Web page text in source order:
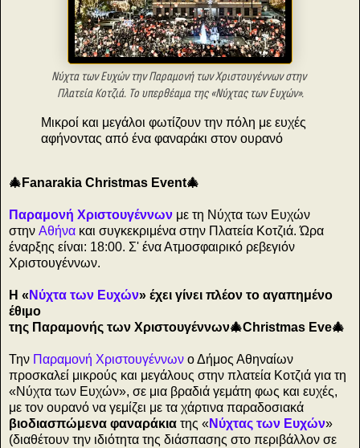
Νύχτα των Ευχών την Παραμονή των Χριστουγέννων στην
Πλατεία Κοτζιά. Τo υπερθέαμα της «Νύχτας των Ευχών».
Mικροί και μεγάλοι φωτίζουν την πόλη με ευχές
αφήνοντας από ένα φαναράκι στον ουρανό
🎄Fanarakia Christmas Event🎄
Παραμονή Χριστουγέννων με τη Νύχτα των Ευχών
στην Αθήνα και συγκεκριμένα στην Πλατεία Κοτζιά. Ώρα
έναρξης είναι: 18:00. Σ' ένα Ατμοσφαιρικό ρεβεγιόν
Χριστουγέννων.
Η « Νύχτα των Ευχών» έχει γίνει πλέον το αγαπημένο
έθιμο
της Παραμονής των Χριστουγέννων🎄Christmas Eve🎄
Την Παραμονή Χριστουγέννων ο Δήμος Αθηναίων
προσκαλεί μικρούς και μεγάλους στην πλατεία Κοτζιά για τη
«Νύχτα των Ευχών», σε μια βραδιά γεμάτη φως και ευχές,
με τον ουρανό να γεμίζει με τα χάρτινα παραδοσιακά
βιοδιασπώμενα φαναράκια της «Νύχτας των Ευχών»
(διαθέτουν την ιδιότητα της διάσπασης στο περιβάλλον σε